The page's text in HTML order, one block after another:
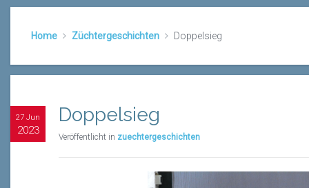
Home Züchtergeschichten Doppelsieg
27 Jun
2023
Doppelsieg
Veröffentlicht in zuechtergeschichten